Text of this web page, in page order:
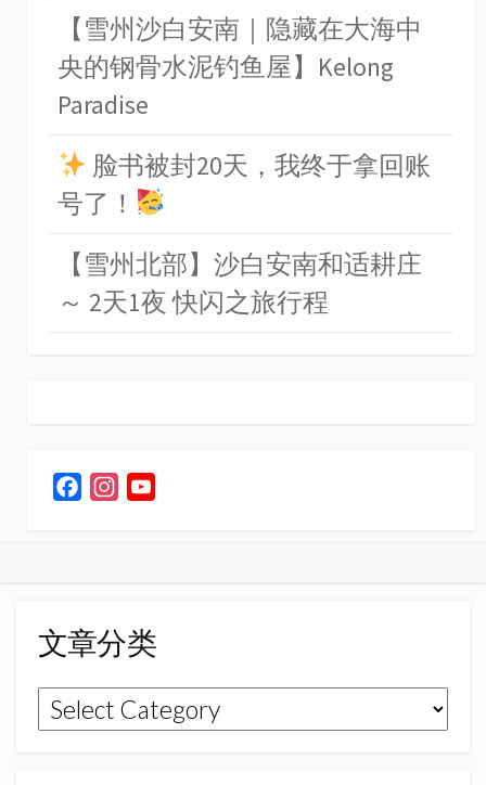
【雪州沙白安南｜隐藏在大海中
央的钢骨水泥钓鱼屋】Kelong
Paradise
脸书被封20天，我终于拿回账
号了！
【雪州北部】沙白安南和适耕庄
～ 2天1夜 快闪之旅行程
o
o
k
r
a
m
C
h
文章分类
文
章